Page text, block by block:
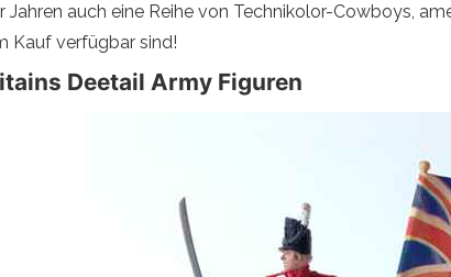
Jahren auch eine Reihe von Technikolor-Cowboys,
Kauf verfügbar sind!
Deetail Army Figuren